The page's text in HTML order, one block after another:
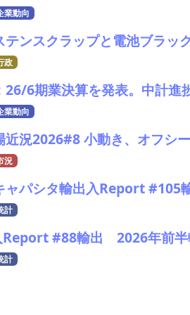
業動向
テンスクラップと電池ブラ
政
26/6期業決算を発表。中計進
業動向
近況2026#8 小動き、オフ
況
ャパシタ輸出入Report
計
Report #88輸出 2026年前
計